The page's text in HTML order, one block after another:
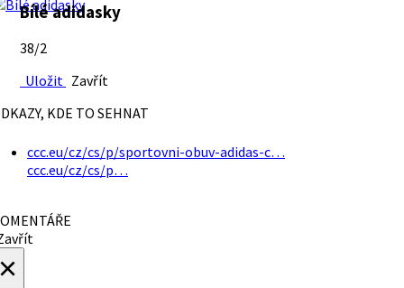
Bílé adidasky
38/2
Uložit Zavřít
KDE TO SEHNAT
ccc.eu/cz/cs/p/sportovni-obuv-adidas-c…
ccc.eu/cz/cs/p…